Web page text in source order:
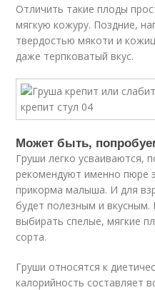
Отличить такие плоды
мягкую кожуру. Поздние,
твердостью мякоти и
даже терпковатый вкус.
Может быть,
Груши легко усваиваются,
рекомендуют именно пюре
прикорма малыша. И для
будет полезным и
выбирать спелые, мягкие
сорта.
Груши относятся к
калорийность составляет